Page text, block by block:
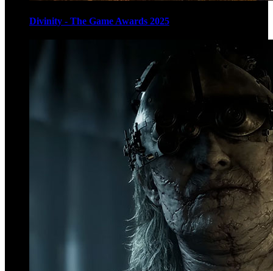
Divinity - The Game Awards 2025